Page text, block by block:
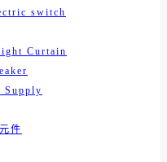
switch
Curtain
Supply
件